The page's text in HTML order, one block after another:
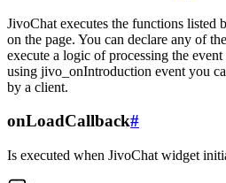
JivoChat executes the functions listed
on the page. You can declare any of
execute a logic of processing the
using jivo_onIntroduction event you
by a client.
onLoadCallback#
Is executed when JivoChat widget